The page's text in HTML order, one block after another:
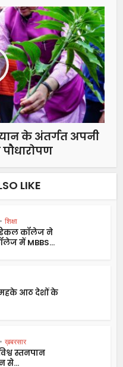
के अंतर्गत अपनी
LIKE
• शिक्षा
कॉलेज ने
में MBBS...
महके आठ देशों के
• ख़बरसार
स्तनपान
से...